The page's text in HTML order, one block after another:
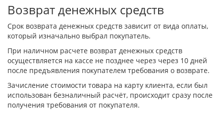
Возврат денежных средств
Срок возврата денежных средств зависит от вида оплаты,
который изначально выбрал покупатель.
При наличном расчете возврат денежных средств
осуществляется на кассе не позднее через через 10 дней
после предъявления покупателем требования о возврате.
Зачисление стоимости товара на карту клиента, если был
использован безналичный расчёт, происходит сразу после
получения требования от покупателя.